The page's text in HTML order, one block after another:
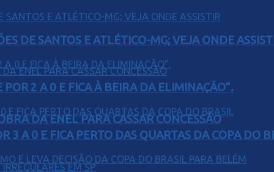
DA ENEL PARA CASSAR CONCESSÃO
DE SANTOS E ATLÉTICO-MG; VEJA ONDE
2 A 0 E FICA À BEIRA DA ELIMINAÇÃO”.
3 A 0 E FICA PERTO DAS QUARTAS DA COPA DO